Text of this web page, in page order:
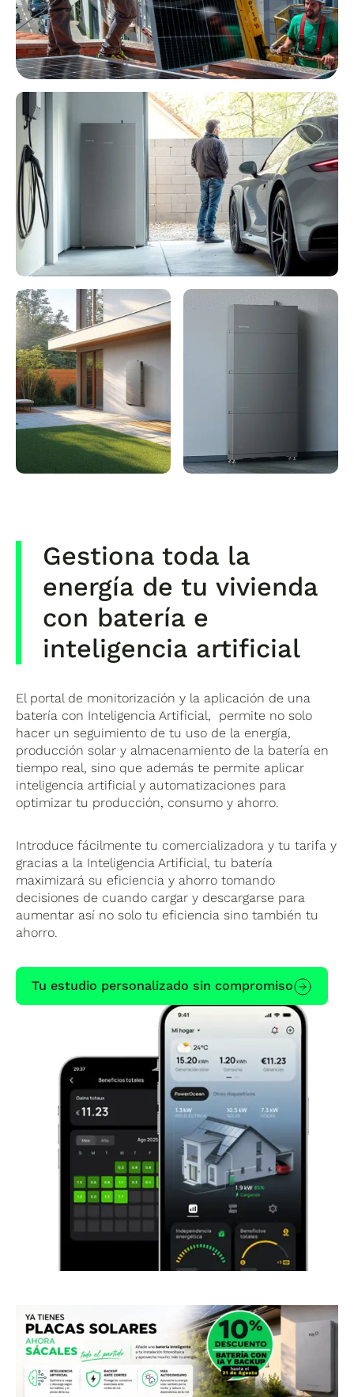
Gestiona toda la
energía de tu vivienda
con batería e
inteligencia artificial
El portal de monitorización y la aplicación de una
batería con Inteligencia Artificial, permite no solo
hacer un seguimiento de tu uso de la energía,
producción solar y almacenamiento de la batería en
tiempo real, sino que además te permite aplicar
inteligencia artificial y automatizaciones para
optimizar tu producción, consumo y ahorro.
Introduce fácilmente tu comercializadora y tu tarifa y
gracias a la Inteligencia Artificial, tu batería
maximizará su eficiencia y ahorro tomando
decisiones de cuando cargar y descargarse para
aumentar así no solo tu eficiencia sino también tu
ahorro.
Tu estudio personalizado sin compromiso